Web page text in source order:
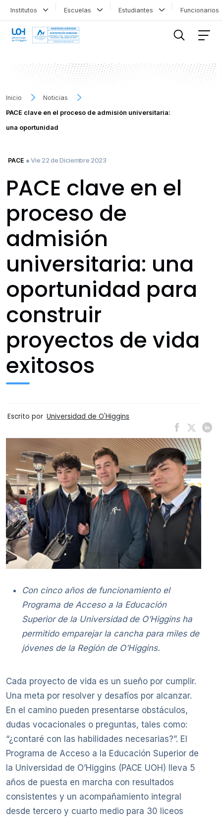
Institutos Escuelas Estudiantes
Inicio
Noticias
PACE clave en el proceso de admisión universitaria:
una oportunidad
PACE ● Vie 22 de Diciembre 2023
PACE clave en el
proceso de
admisión
universitaria: una
oportunidad para
construir
proyectos de vida
exitosos
Escrito por Universidad de O'Higgins
Con cinco años de funcionamiento el
Programa de Acceso a la Educación
Superior de la Universidad de O’Higgins ha
permitido emparejar la cancha para miles de
jóvenes de la Región de O’Higgins.
Cada proyecto de vida es un sueño por cumplir.
Una meta por resolver y desafíos por alcanzar.
En el camino pueden presentarse obstáculos,
dudas vocacionales o preguntas, tales como:
“¿contaré con las habilidades necesarias?”. El
Programa de Acceso a la Educación Superior de
la Universidad de O’Higgins (PACE UOH) lleva 5
años de puesta en marcha con resultados
consistentes y un acompañamiento integral
desde tercero y cuarto medio para 30 liceos